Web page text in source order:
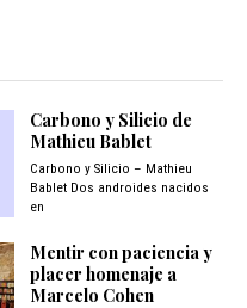
Carbono y Silicio de
Mathieu Bablet
Carbono y Silicio – Mathieu
Bablet Dos androides nacidos
en
Mentir con paciencia y
placer homenaje a
Marcelo Cohen